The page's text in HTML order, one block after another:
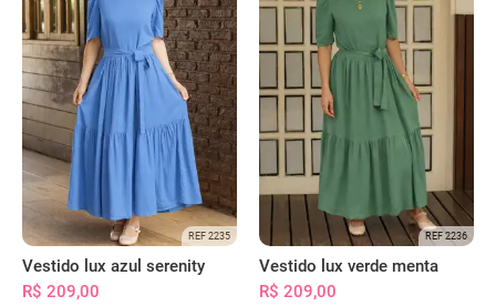
REF 2235
Vestido lux azul serenity
R$ 209,00
REF 2236
Vestido lux verde menta
R$ 209,00